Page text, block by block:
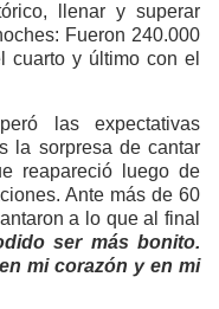
llenar y superar
Fueron 240.000
cuarto y último con el
las expectativas
la sorpresa de cantar
reapareció luego de
Ante más de 60
a lo que al final
ser más bonito.
mi corazón y en mi